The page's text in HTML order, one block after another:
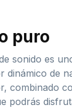
puro
sonido es
dinámico de
combinado
podrás